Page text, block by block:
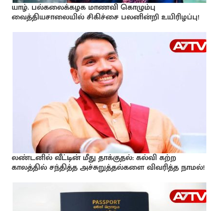
யாழ். பல்கலைக்கழக மாணவி கொழும்பு
வைத்தியசாலையில் சிகிச்சை பலனின்றி உயிரிழப்பு!
லண்டனில் வீட்டின் மீது தாக்குதல்: கல்வி கற்ற
காலத்தில் சந்தித்த அச்சுறுத்தல்களை விவரித்த நாமல்!